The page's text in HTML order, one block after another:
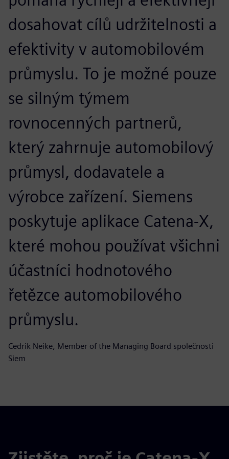
dosahovat cílů udržitelnosti a
efektivity v automobilovém
průmyslu. To je možné pouze
se silným týmem
rovnocenných partnerů,
který zahrnuje automobilový
průmysl, dodavatele a
výrobce zařízení. Siemens
poskytuje aplikace Catena-X,
které mohou používat všichni
účastníci hodnotového
řetězce automobilového
průmyslu.
Cedrik Neike, Member of the Managing Board společnosti
Siem